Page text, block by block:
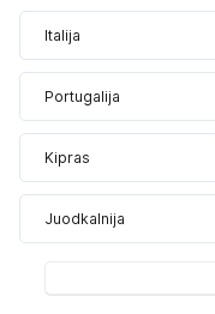
Italija
Portugalija
Kipras
Juodkalnija